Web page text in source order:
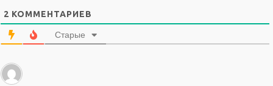
2 КОММЕНТАРИЕВ
Старые